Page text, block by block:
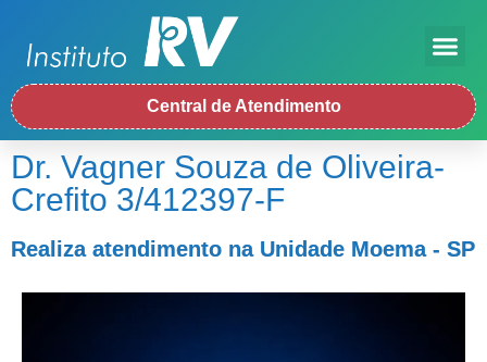
Central de Atendimento
Dr. Vagner Souza de Oliveira-
Crefito 3/412397-F
Realiza atendimento na Unidade Moema - SP